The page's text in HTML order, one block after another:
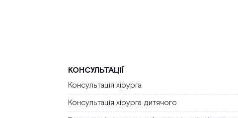
КОНСУЛЬТАЦІЇ
Консультація хірурга
Консультація хірурга дитячого